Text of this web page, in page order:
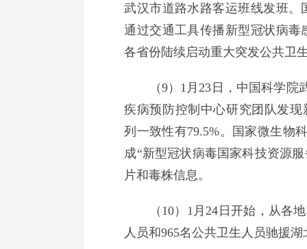
武汉市道路水路客运班线发班
通过交通工具传播新型冠状病毒
各省份陆续启动重大突发公共卫
（9）1月23日，中国科学院
疾病预防控制中心研究团队发现
列一致性有79.5%。国家微生物
成“新型冠状病毒国家科技资源
片和毒株信息。
（10）1月24日开始，从各地
人员和965名公共卫生人员驰援